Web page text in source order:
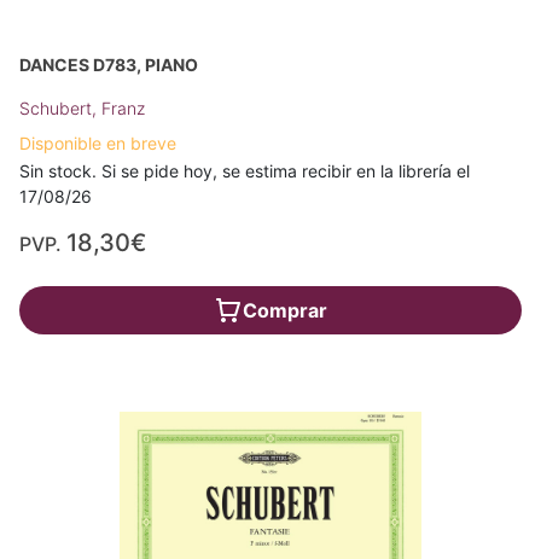
DANCES D783, PIANO
Schubert, Franz
Disponible en breve
Sin stock. Si se pide hoy, se estima recibir en la librería el
17/08/26
PVP. 18,30€
Comprar